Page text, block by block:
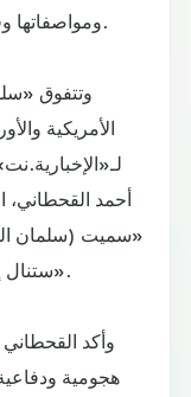
ومواصفاتها وقوتها الجبارة وبمستوى حماية عالية جدا.
وتتفوق
الأمريكية
«سميت (سلمان
ستنال إعجاب الجميع في القطاعات العسكرية».
وأكد
هجومية